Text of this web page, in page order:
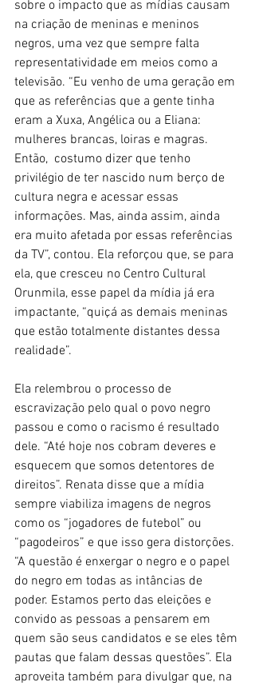
sobre o impacto que as mídias causam
na criação de meninas e meninos
negros, uma vez que sempre falta
representatividade em meios como a
televisão. “Eu venho de uma geração em
que as referências que a gente tinha
eram a Xuxa, Angélica ou a Eliana:
mulheres brancas, loiras e magras.
Então,  costumo dizer que tenho
privilégio de ter nascido num berço de
cultura negra e acessar essas
informações. Mas, ainda assim, ainda
era muito afetada por essas referências
da TV”, contou. Ela reforçou que, se para
ela, que cresceu no Centro Cultural
Orunmila, esse papel da mídia já era
impactante, “quiçá as demais meninas
que estão totalmente distantes dessa
realidade”.
Ela relembrou o processo de
escravização pelo qual o povo negro
passou e como o racismo é resultado
dele. “Até hoje nos cobram deveres e
esquecem que somos detentores de
direitos”. Renata disse que a mídia
sempre viabiliza imagens de negros
como os “jogadores de futebol” ou
“pagodeiros” e que isso gera distorções.
“A questão é enxergar o negro e o papel
do negro em todas as intâncias de
poder. Estamos perto das eleições e
convido as pessoas a pensarem em
quem são seus candidatos e se eles têm
pautas que falam dessas questões”. Ela
aproveita também para divulgar que, na